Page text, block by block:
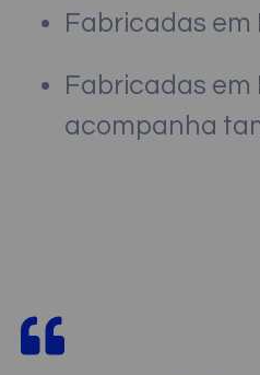
Fabricadas em
Fabricadas em
acompanha